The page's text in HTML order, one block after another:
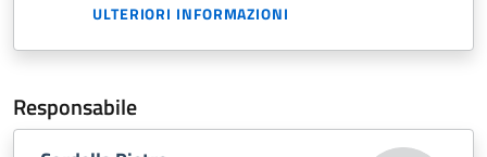
ULTERIORI INFORMAZIONI
Responsabile